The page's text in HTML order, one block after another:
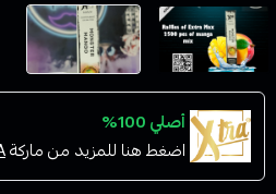
أصلي 100%
اضغط هنا للمزيد من ماركة